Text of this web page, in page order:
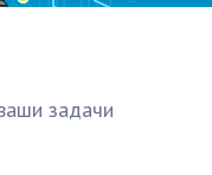
задачи